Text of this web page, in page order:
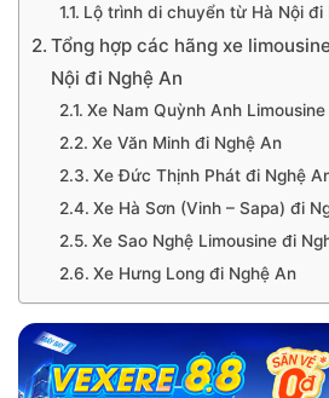
Lộ trình di chuyển từ Hà Nội đi
Tổng hợp các hãng xe
Nội đi Nghệ An
Xe Nam Quỳnh Anh
Xe Văn Minh đi Nghệ An
Xe Đức Thịnh Phát đi Nghệ
Xe Hà Sơn (Vinh – Sapa) đi
Xe Sao Nghệ Limousine đi
Xe Hưng Long đi Nghệ An